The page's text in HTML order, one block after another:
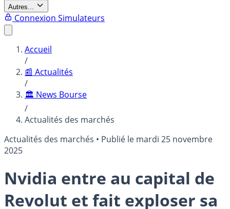
Autres...
Connexion Simulateurs
Accueil
/
📰 Actualités
/
🏛️ News Bourse
/
Actualités des marchés
Actualités des marchés • Publié le mardi 25 novembre
2025
Nvidia entre au capital de
Revolut et fait exploser sa